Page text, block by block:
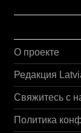
О проекте
Редакция
Свяжитесь с
Политика